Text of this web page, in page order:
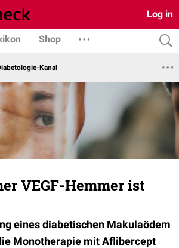
Log in
Shop
Kanal
VEGF-Hemmer ist
eines diabetischen Makulaödem
Monotherapie mit Aflibercept